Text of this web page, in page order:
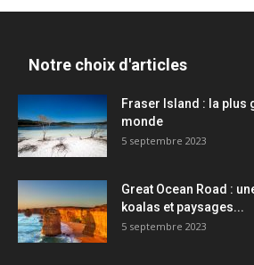
Notre choix d'articles
Fraser Island : la plus
monde
5 septembre 2023
Great Ocean Road :
koalas et paysages...
5 septembre 2023